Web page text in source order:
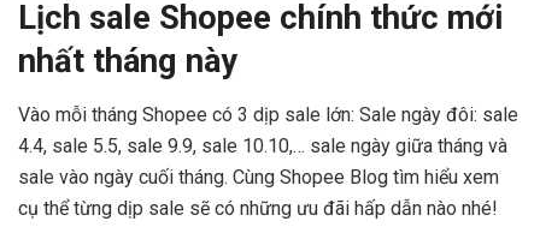
Lịch sale Shopee chính thức mới
nhất tháng này
Vào mỗi tháng Shopee có 3 dịp sale lớn: Sale ngày đôi: sale
4.4, sale 5.5, sale 9.9, sale 10.10,… sale ngày giữa tháng và
sale vào ngày cuối tháng. Cùng Shopee Blog tìm hiểu xem
cụ thể từng dịp sale sẽ có những ưu đãi hấp dẫn nào nhé!